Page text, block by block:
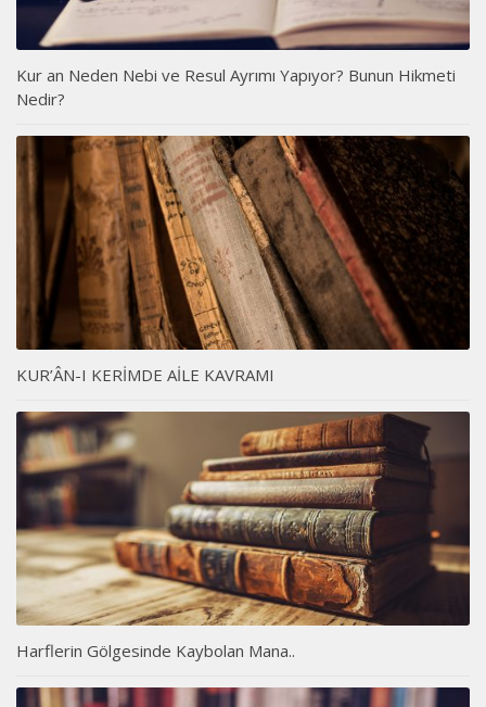
Kur an Neden Nebi ve Resul Ayrımı Yapıyor? Bunun Hikmeti
Nedir?
KUR’ÂN-I KERİMDE AİLE KAVRAMI
Harflerin Gölgesinde Kaybolan Mana..